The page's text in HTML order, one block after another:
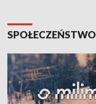
SPOŁECZEŃSTWO